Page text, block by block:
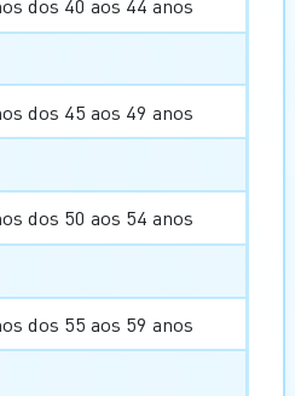
dos 40 aos 44 anos
dos 45 aos 49 anos
dos 50 aos 54 anos
dos 55 aos 59 anos